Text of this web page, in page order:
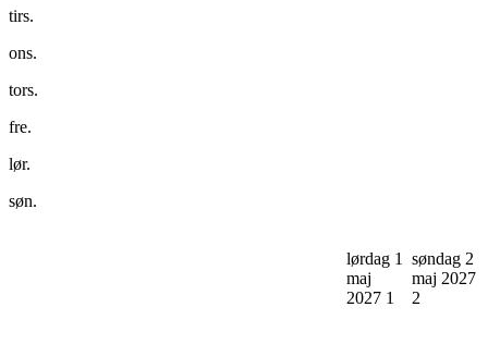
tirs.
ons.
tors.
fre.
lør.
søn.
lørdag 1
maj
2027 1
søndag 2
maj 2027
2